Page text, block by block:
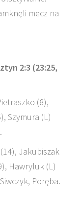
mecz na
2:3 (23:25,
(8),
Szymura (L)
Jakubiszak
Hawryluk (L)
Poręba.